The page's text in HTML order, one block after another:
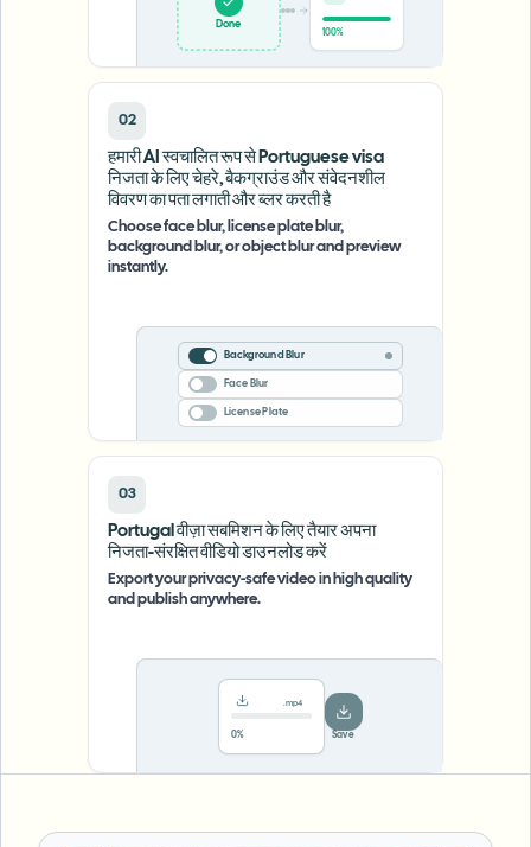
Done
100%
02
हमारी AI स्वचालित रूप से Portuguese visa
निजता के लिए चेहरे, बैकग्राउंड और संवेदनशील
विवरण का पता लगाती और ब्लर करती है
Choose face blur, license plate blur,
background blur, or object blur and preview
instantly.
Background Blur
Face Blur
License Plate
03
Portugal वीज़ा सबमिशन के लिए तैयार अपना
निजता-संरक्षित वीडियो डाउनलोड करें
Export your privacy-safe video in high quality
and publish anywhere.
.mp4
78% ···